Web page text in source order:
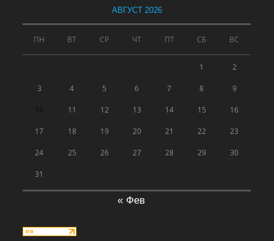
АВГУСТ 2026
ПН ВТ СР ЧТ ПТ СБ ВС
1 2
3 4 5 6 7 8 9
11 12 13 14 15 16
17 18 19 20 21 22 23
24 25 26 27 28 29 30
31
« Фев